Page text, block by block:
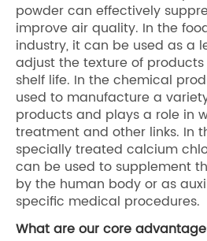
powder can effectively
improve air quality. In the
industry, it can be used as a
adjust the texture of
shelf life. In the chemical
used to manufacture a
products and plays a role in
treatment and other links. In
specially treated calcium
can be used to supplement
by the human body or as
specific medical procedures.
What are our core